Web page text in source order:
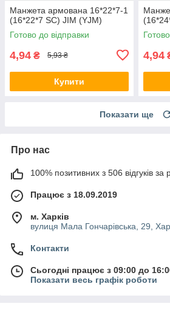
Манжета армована 16*22*7-1
(16*22*7 SC) JIM (YJM)
Готово до відправки
4,94 ₴ 5,93 ₴
Купити
4,94
Показати ще
Про нас
100% позитивних з 506 відгуків за
Працює з 18.09.2019
м. Харків
вулиця Мала Гончарівська, 29,
Контакти
Сьогодні працює з 09:00 до
Показати весь графік роботи